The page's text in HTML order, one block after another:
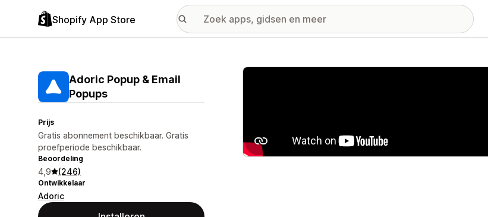
Shopify App Store
Adoric Popup & Email
Popups
Prijs
Gratis abonnement beschikbaar. Gratis
proefperiode beschikbaar.
Beoordeling
4,9 (246)
Ontwikkelaar
Adoric
Galerij met uitgelichte afbeeldingen